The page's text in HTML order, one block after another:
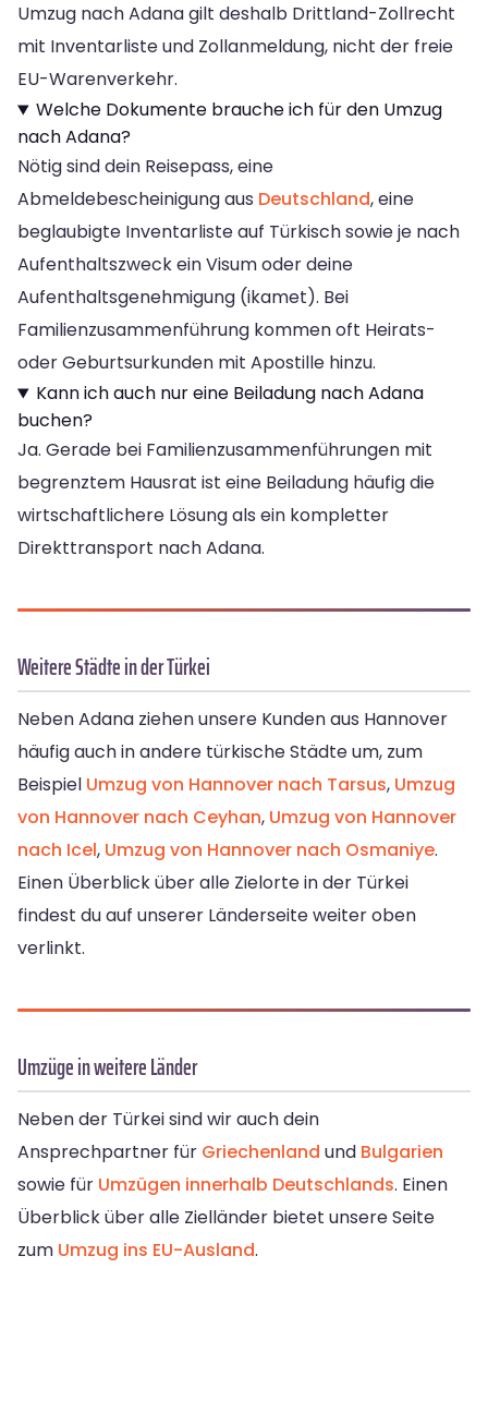
Umzug nach Adana gilt deshalb Drittland-Zollrecht
mit Inventarliste und Zollanmeldung, nicht der freie
EU-Warenverkehr.
Welche Dokumente brauche ich für den Umzug
nach Adana?
Nötig sind dein Reisepass, eine
Abmeldebescheinigung aus Deutschland, eine
beglaubigte Inventarliste auf Türkisch sowie je nach
Aufenthaltszweck ein Visum oder deine
Aufenthaltsgenehmigung (ikamet). Bei
Familienzusammenführung kommen oft Heirats-
oder Geburtsurkunden mit Apostille hinzu.
Kann ich auch nur eine Beiladung nach Adana
buchen?
Ja. Gerade bei Familienzusammenführungen mit
begrenztem Hausrat ist eine Beiladung häufig die
wirtschaftlichere Lösung als ein kompletter
Direkttransport nach Adana.
Weitere Städte in der Türkei
Neben Adana ziehen unsere Kunden aus Hannover
häufig auch in andere türkische Städte um, zum
Beispiel Umzug von Hannover nach Tarsus, Umzug
von Hannover nach Ceyhan, Umzug von Hannover
nach Icel, Umzug von Hannover nach Osmaniye.
Einen Überblick über alle Zielorte in der Türkei
findest du auf unserer Länderseite weiter oben
verlinkt.
Umzüge in weitere Länder
Neben der Türkei sind wir auch dein
Ansprechpartner für Griechenland und Bulgarien
sowie für Umzügen innerhalb Deutschlands. Einen
Überblick über alle Zielländer bietet unsere Seite
zum Umzug ins EU-Ausland.